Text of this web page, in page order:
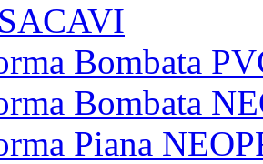
Bombata
Bombata
Piana